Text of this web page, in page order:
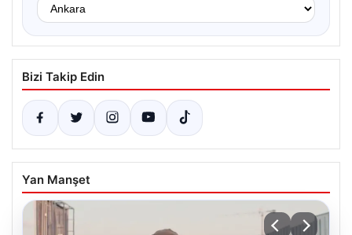
Bizi Takip Edin
Yan Manşet